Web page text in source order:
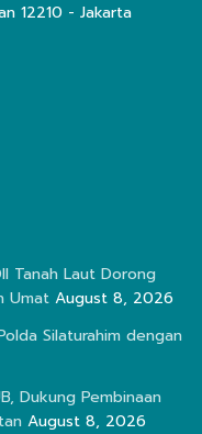
12210 - Jakarta
Tanah Laut Dorong
Umat August 8, 2026
Silaturahim dengan
Dukung Pembinaan
August 8, 2026